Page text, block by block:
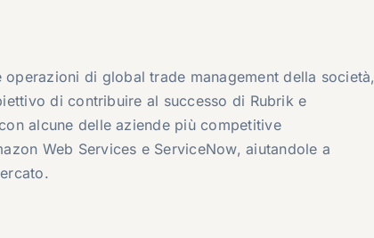
operazioni di global trade management della società,
di contribuire al successo di Rubrik e
alcune delle aziende più competitive
Web Services e ServiceNow, aiutandole a